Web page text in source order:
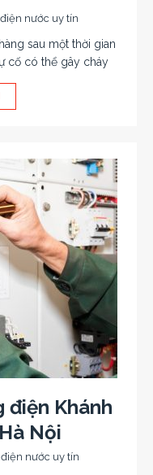
nước uy tín
sau một thời gian
cố có thể gây cháy
điện Khánh
Nội
nước uy tín